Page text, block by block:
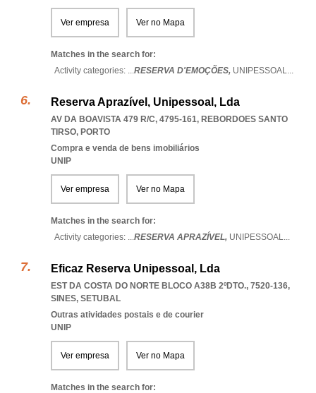
Ver empresa Ver no Mapa
Matches in the search for:
Activity categories: ...RESERVA D'EMOÇÕES, UNIPESSOAL...
Reserva Aprazível, Unipessoal, Lda
AV DA BOAVISTA 479 R/C, 4795-161, REBORDOES SANTO
TIRSO, PORTO
Compra e venda de bens imobiliários
UNIP
Ver empresa Ver no Mapa
Matches in the search for:
Activity categories: ...RESERVA APRAZÍVEL, UNIPESSOAL...
Eficaz Reserva Unipessoal, Lda
EST DA COSTA DO NORTE BLOCO A38B 2ºDTO., 7520-136,
SINES, SETUBAL
Outras atividades postais e de courier
UNIP
Ver empresa Ver no Mapa
Matches in the search for: